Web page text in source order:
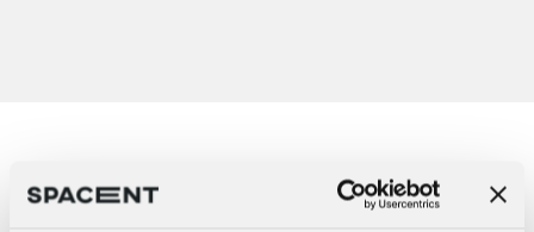
Redo att ge ditt team flexibla